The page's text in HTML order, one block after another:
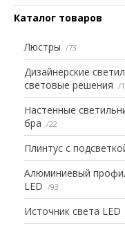
Каталог товаров
Люстры 73
Дизайнерские
световые решения
Настенные
бра
22
Плинтус с
Алюминиевый
LED
93
Источник света LED